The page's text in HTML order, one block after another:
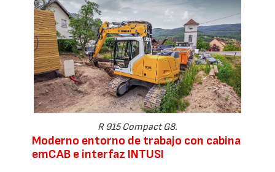
R 915 Compact G8.
Moderno entorno de trabajo con cabina
emCAB e interfaz INTUSI